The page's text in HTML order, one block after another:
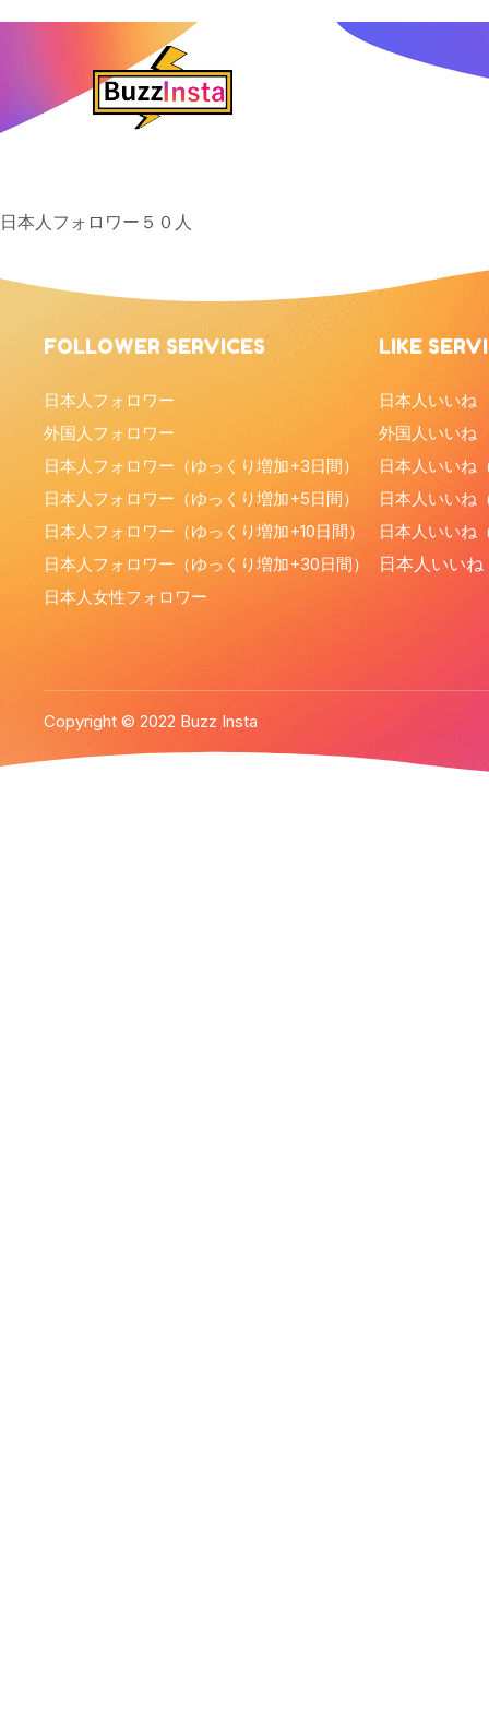
日本人フォロワー５０人
FOLLOWER SERVICES
日本人フォロワー
外国人フォロワー
日本人フォロワー（ゆっくり増加+3日間）
日本人フォロワー（ゆっくり増加+5日間）
日本人フォロワー（ゆっくり増加+10日間）
日本人フォロワー（ゆっくり増加+30日間）
日本人女性フォロワー
LIKE
日本人いいね
外国人いいね
日本人いいね
日本人いいね
日本人いいね
日本人いい
Copyright © 2022 Buzz Insta